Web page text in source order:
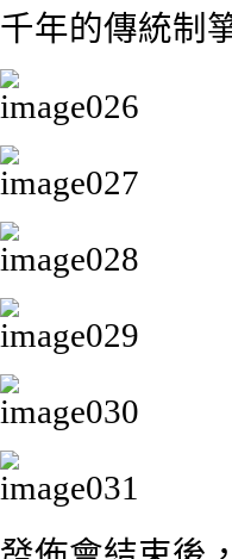
千年的傳統制